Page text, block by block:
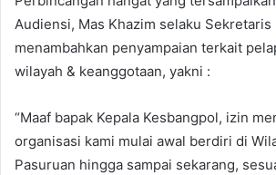
Audiensi, Mas Khazim selaku Sekretaris
menambahkan penyampaian terkait
wilayah & keanggotaan, yakni :
“Maaf bapak Kepala Kesbangpol, izin
organisasi kami mulai awal berdiri di
Pasuruan hingga sampai sekarang,